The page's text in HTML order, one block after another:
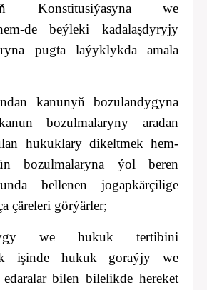
Konstitusiýasyna we
de beýleki kadalaşdyryjy
pugta laýyklykda amala
kanunyň bozulandygyna
bozulmalaryny aradan
hukuklary dikeltmek hem-
bozulmalaryna ýol beren
bellenen jogapkärçilige
çäreleri görýärler;
we hukuk tertibini
işinde hukuk goraýjy we
bilen bilelikde hereket